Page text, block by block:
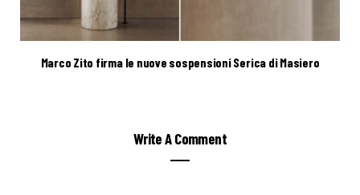
Marco Zito firma le nuove sospensioni Serica di Masiero
Write A Comment